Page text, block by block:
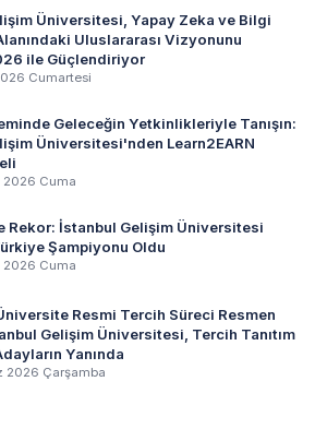
Üniversitesi, Yapay Zeka ve Bilgi
Uluslararası Vizyonunu
ile Güçlendiriyor
Cumartesi
Geleceğin Yetkinlikleriyle Tanışın:
Üniversitesi'nden Learn2EARN
2026 Cuma
Rekor: İstanbul Gelişim Üniversitesi
Şampiyonu Oldu
2026 Cuma
Resmi Tercih Süreci Resmen
Gelişim Üniversitesi, Tercih Tanıtım
Yanında
2026 Çarşamba